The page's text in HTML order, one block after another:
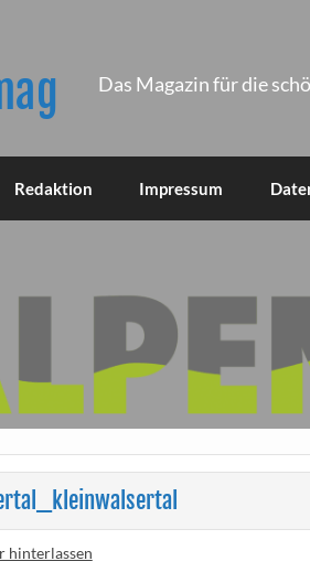
Das Magazin für die
Redaktion Impressum
hinterlassen